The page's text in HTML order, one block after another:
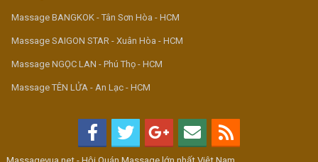
Massage BANGKOK - Tân Sơn Hòa - HCM
Massage SAIGON STAR - Xuân Hòa - HCM
Massage NGỌC LAN - Phú Thọ - HCM
Massage TÊN LỬA - An Lạc - HCM